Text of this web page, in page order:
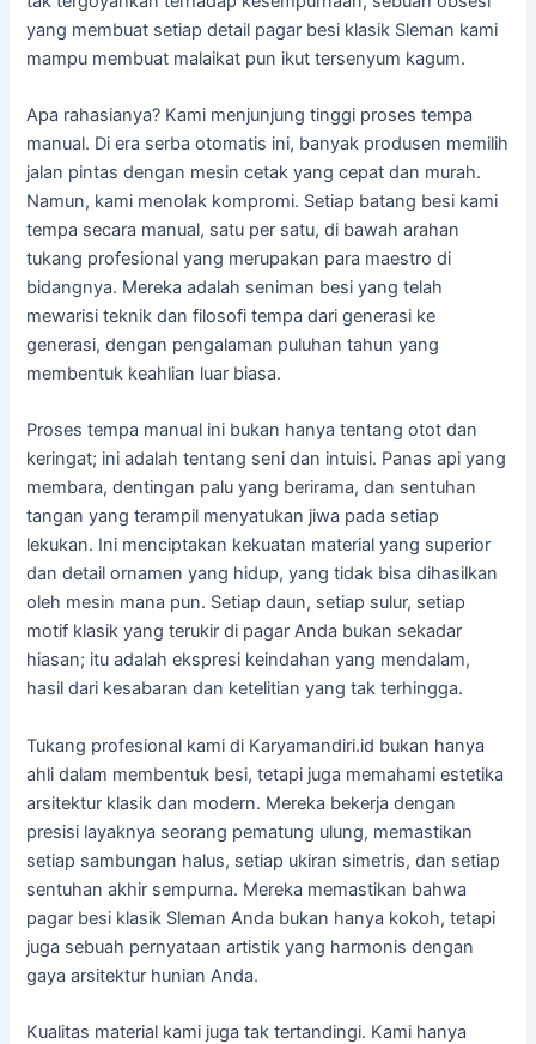
yang membuat setiap detail pagar besi klasik Sleman kami
mampu membuat malaikat pun ikut tersenyum kagum.
Apa rahasianya? Kami menjunjung tinggi proses tempa
manual. Di era serba otomatis ini, banyak produsen memilih
jalan pintas dengan mesin cetak yang cepat dan murah.
Namun, kami menolak kompromi. Setiap batang besi kami
tempa secara manual, satu per satu, di bawah arahan
tukang profesional yang merupakan para maestro di
bidangnya. Mereka adalah seniman besi yang telah
mewarisi teknik dan filosofi tempa dari generasi ke
generasi, dengan pengalaman puluhan tahun yang
membentuk keahlian luar biasa.
Proses tempa manual ini bukan hanya tentang otot dan
keringat; ini adalah tentang seni dan intuisi. Panas api yang
membara, dentingan palu yang berirama, dan sentuhan
tangan yang terampil menyatukan jiwa pada setiap
lekukan. Ini menciptakan kekuatan material yang superior
dan detail ornamen yang hidup, yang tidak bisa dihasilkan
oleh mesin mana pun. Setiap daun, setiap sulur, setiap
motif klasik yang terukir di pagar Anda bukan sekadar
hiasan; itu adalah ekspresi keindahan yang mendalam,
hasil dari kesabaran dan ketelitian yang tak terhingga.
Tukang profesional kami di Karyamandiri.id bukan hanya
ahli dalam membentuk besi, tetapi juga memahami estetika
arsitektur klasik dan modern. Mereka bekerja dengan
presisi layaknya seorang pematung ulung, memastikan
setiap sambungan halus, setiap ukiran simetris, dan setiap
sentuhan akhir sempurna. Mereka memastikan bahwa
pagar besi klasik Sleman Anda bukan hanya kokoh, tetapi
juga sebuah pernyataan artistik yang harmonis dengan
gaya arsitektur hunian Anda.
Kualitas material kami juga tak tertandingi. Kami hanya